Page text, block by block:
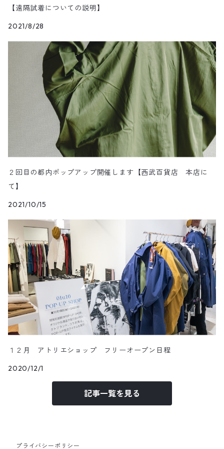
【遠隔試着についての説明】
2021/8/28
２回目の都内ポップアップ開催します【西武百貨店 本店に
て】
2021/10/15
１２月 アトリエショップ フリーオープン日程
2020/12/1
記事一覧を見る
プライバシーポリシー